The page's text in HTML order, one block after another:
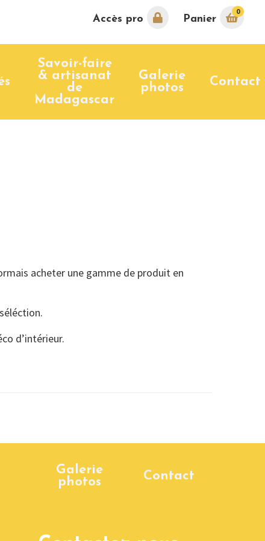
Accès pro Panier
0
Savoir-faire
& artisanat
de
Madagascar
Galerie
photos
Contact
acheter une gamme de produit en
d’intérieur.
Galerie
photos
Contact